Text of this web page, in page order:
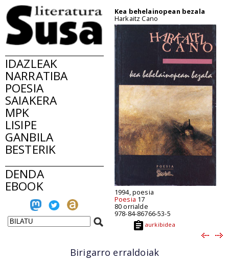
IDAZLEAK
NARRATIBA
POESIA
SAIAKERA
MPK
LISIPE
GANBILA
BESTERIK
DENDA
EBOOK
Kea behelainopean bezala
Harkaitz Cano
1994, poesia
Poesia 17
80 orrialde
978-84-86766-53-5
aurkibidea
Birigarro erraldoiak